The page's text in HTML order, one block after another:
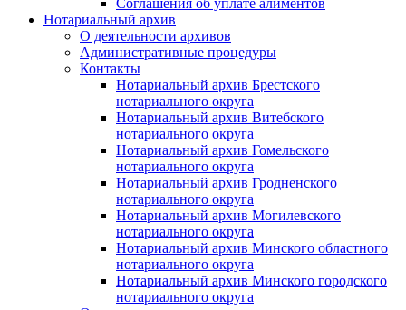
Нотариальный архив
О деятельности архивов
Административные процедуры
Контакты
Нотариальный архив Брестского
нотариального округа
Нотариальный архив Витебского
нотариального округа
Нотариальный архив Гомельского
нотариального округа
Нотариальный архив Гродненского
нотариального округа
Нотариальный архив Могилевского
нотариального округа
Нотариальный архив Минского областного
нотариального округа
Нотариальный архив Минского городского
нотариального округа